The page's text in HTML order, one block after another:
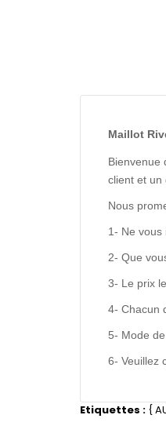
Maillot
Bienvenue
client et un
Nous
1- Ne vous
2- Que
3- Le prix
4- Chacun
5- Mode
6- Veuillez
Etiquettes : {